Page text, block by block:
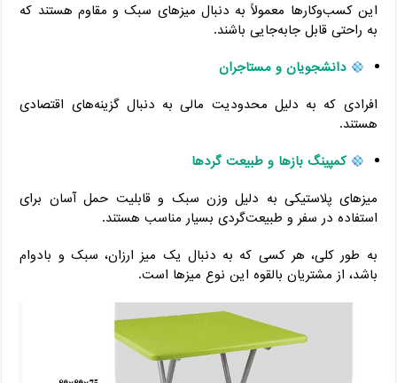
این کسب‌وکارها معمولاً به دنبال میزهای سبک و مقاوم هستند که
به راحتی قابل جابه‌جایی باشند.
دانشجویان و مستاجران
افرادی که به دلیل محدودیت مالی به دنبال گزینه‌های اقتصادی
هستند.
کمپینگ بازها و طبیعت گردها
میزهای پلاستیکی به دلیل وزن سبک و قابلیت حمل آسان برای
استفاده در سفر و طبیعت‌گردی بسیار مناسب هستند.
به طور کلی، هر کسی که به دنبال یک میز ارزان، سبک و بادوام
باشد، از مشتریان بالقوه این نوع میزها است.